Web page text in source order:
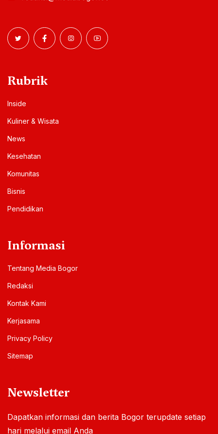
Rubrik
Inside
Kuliner & Wisata
News
Kesehatan
Komunitas
Bisnis
Pendidikan
Informasi
Tentang Media Bogor
Redaksi
Kontak Kami
Kerjasama
Privacy Policy
Sitemap
Newsletter
Dapatkan informasi dan berita Bogor terupdate setiap
hari melalui email Anda